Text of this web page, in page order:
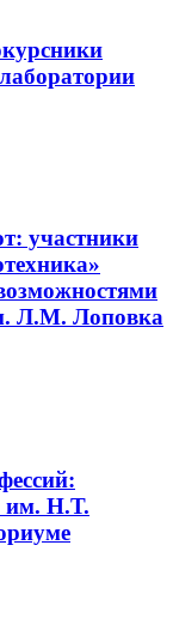
участники
Л.М. Лоповка
им. Н.Т.